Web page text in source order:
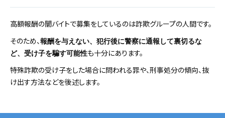
高額報酬の闇バイトで募集をしているのは詐欺グループの人間です。
そのため、報酬を与えない、犯行後に警察に通報して裏切るな
ど、受け子を騙す可能性も十分にあります。
特殊詐欺の受け子をした場合に問われる罪や、刑事処分の傾向、抜
け出す方法などを後述します。